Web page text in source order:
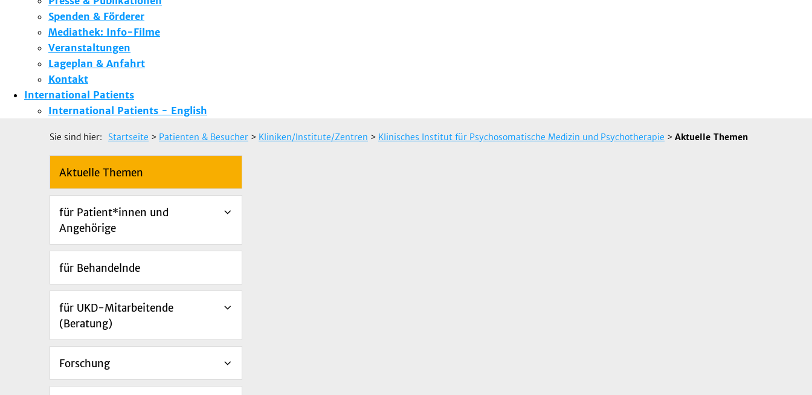
Spenden & Förderer
Mediathek: Info-Filme
Veranstaltungen
Lageplan & Anfahrt
Kontakt
International Patients
International Patients - English
Sie sind hier: Startseite > Patienten & Besucher > Kliniken/Institute/Zentren > Klinisches Institut für Psychosomatische Medizin und Psychotherapie > Aktuelle Themen
Aktuelle Themen
für Patient*innen und
Angehörige
für Behandelnde
für UKD-Mitarbeitende
(Beratung)
Forschung